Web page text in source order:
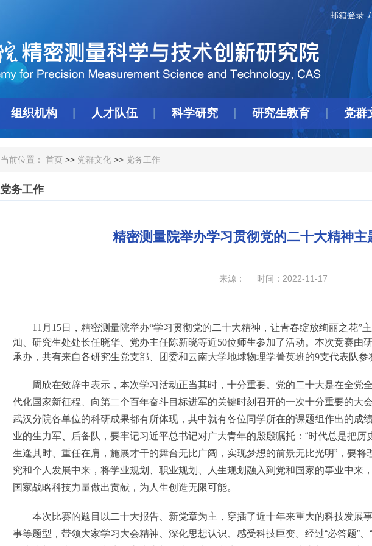
邮箱登录
组织机构 人才队伍 科学研究 研究生教育 党群
当前位置： 首页 >> 党群文化 >> 党务工作
党务工作
精密测量院举办学习贯彻党的二十大精神主
来源： 时间：2022-11-17
11月15日，精密测量院举办“学习贯彻党的二十大精神，让青春绽放绚丽之花”
灿、研究生处处长任晓华、党办主任陈新晓等近50位师生参加了活动。本次竞赛由
承办，共有来自各研究生党支部、团委和云南大学地球物理学菁英班的9支代表队参
周欣在致辞中表示，本次学习活动正当其时，十分重要。党的二十大是在全党
代化国家新征程、向第二个百年奋斗目标进军的关键时刻召开的一次十分重要的大
武汉分院各单位的科研成果都有所体现，其中就有各位同学所在的课题组作出的成
业的生力军、后备队，要牢记习近平总书记对广大青年的殷殷嘱托：“时代总是把历
生逢其时、重任在肩，施展才干的舞台无比广阔，实现梦想的前景无比光明”，要
究和个人发展中来，将学业规划、职业规划、人生规划融入到党和国家的事业中来
国家战略科技力量做出贡献，为人生创造无限可能。
本次比赛的题目以二十大报告、新党章为主，穿插了近十年来重大的科技发展
事等题型，带领大家学习大会精神、深化思想认识、感受科技巨变。经过“必答题”